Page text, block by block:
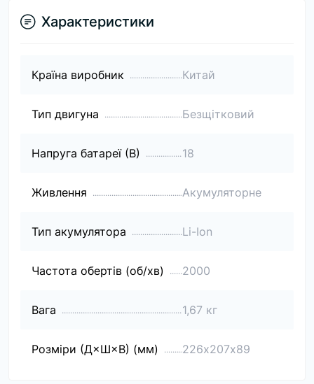
Характеристики
Країна виробник Китай
Тип двигуна Безщітковий
Напруга батареї (В) 18
Живлення Акумуляторне
Тип акумулятора Li-Ion
Частота обертів (об/хв) 2000
Вага 1,67 кг
Розміри (Д×Ш×В) (мм) 226х207х89